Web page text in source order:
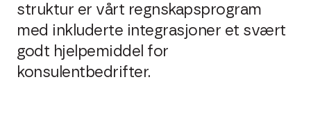
struktur er vårt regnskapsprogram
med inkluderte integrasjoner et svært
godt hjelpemiddel for
konsulentbedrifter.